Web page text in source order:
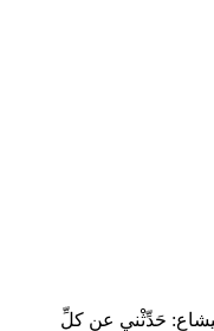
حَدِّثْني عن كلِّ